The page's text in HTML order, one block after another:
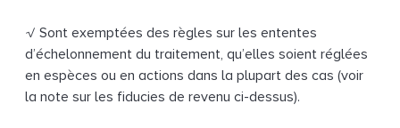
√ Sont exemptées des règles sur les ententes
d’échelonnement du traitement, qu’elles soient réglées
en espèces ou en actions dans la plupart des cas (voir
la note sur les fiducies de revenu ci-dessus).